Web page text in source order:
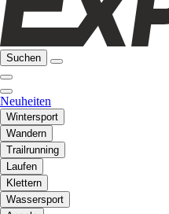
Suchen
Neuheiten
Wintersport
Wandern
Trailrunning
Laufen
Klettern
Wassersport